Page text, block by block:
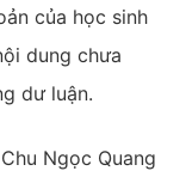
của học sinh
dung chưa
dư luận.
Ngọc Quang